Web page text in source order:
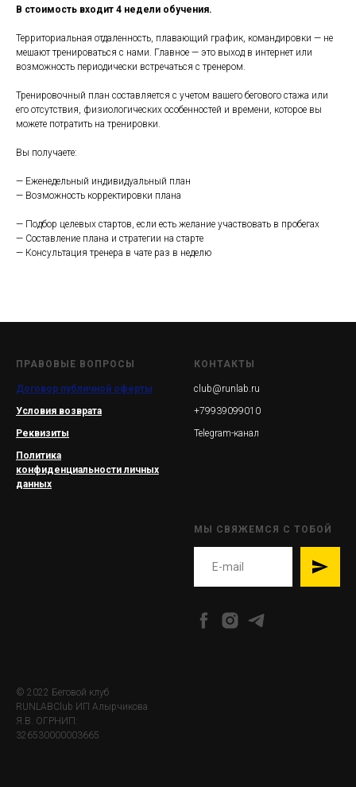
В стоимость входит 4 недели обучения.
Территориальная отдаленность, плавающий график, командировки — не
мешают тренироваться с нами. Главное — это выход в интернет или
возможность периодически встречаться с тренером.
Тренировочный план составляется с учетом вашего бегового стажа или
его отсутствия, физиологических особенностей и времени, которое вы
можете потратить на тренировки.
Вы получаете:
— Еженедельный индивидуальный план
— Возможность корректировки плана
— Подбор целевых стартов, если есть желание участвовать в пробегах
— Составление плана и стратегии на старте
— Консультация тренера в чате раз в неделю
ПРАВОВЫЕ ВОПРОСЫ
Договор публичной оферты
Условия возврата
Реквизиты
Политика
конфиденциальности личных
данных
КОНТАКТЫ
club@runlab.ru
+79939099010
Telegram-канал
МЫ СВЯЖЕМСЯ С ТОБОЙ
© 2022 Беговой клуб
RUNLABClub ИП Алырчикова
Я.В. ОГРНИП:
326530000003665